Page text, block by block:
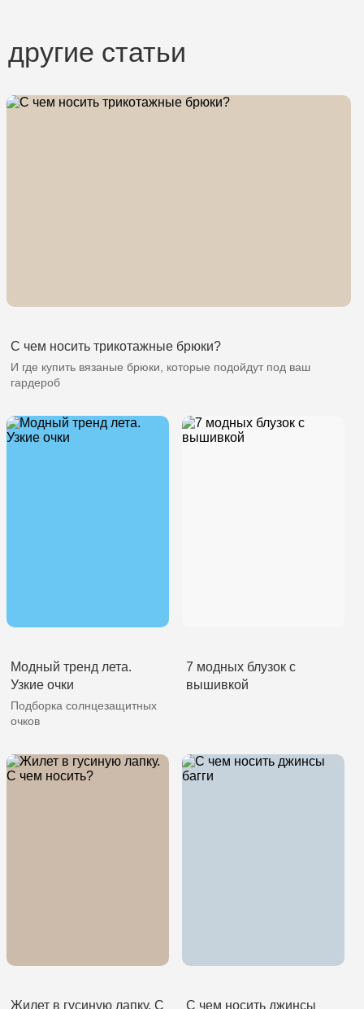
другие статьи
С чем носить трикотажные брюки?
И где купить вязаные брюки, которые подойдут под ваш
гардероб
Модный тренд лета.
Узкие очки
Подборка солнцезащитных
очков
7 модных блузок с
вышивкой
Жилет в гусиную лапку. С
С чем носить джинсы